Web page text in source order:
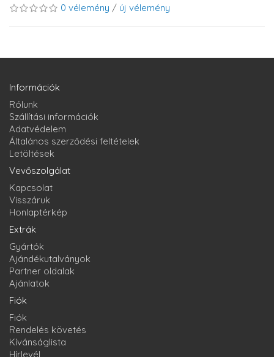
0 vélemény / új vélemény
Információk
Rólunk
Szállítási információk
Adatvédelem
Általános szerződési feltételek
Letöltések
Vevőszolgálat
Kapcsolat
Visszáruk
Honlaptérkép
Extrák
Gyártók
Ajándékutalványok
Partner oldalak
Ajánlatok
Fiók
Fiók
Rendelés követés
Kívánságlista
Hírlevél